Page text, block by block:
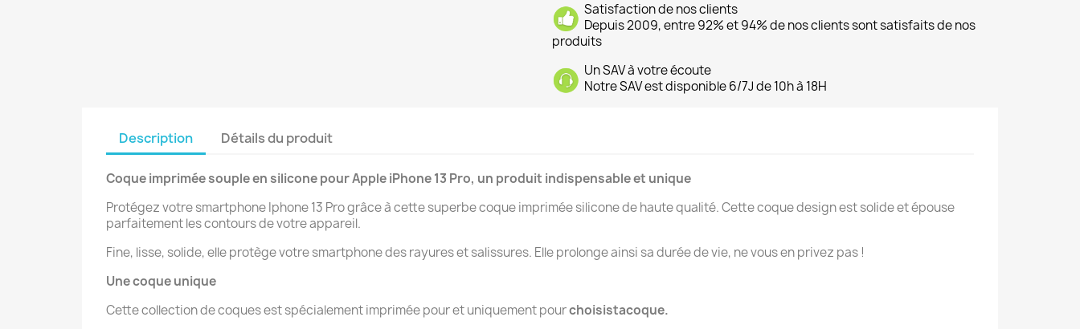
Satisfaction de nos clients
Depuis 2009, entre 92% et 94% de nos clients sont satisfaits de nos
produits
Un SAV à votre écoute
Notre SAV est disponible 6/7J de 10h à 18H
Description Détails du produit
Coque imprimée souple en silicone pour Apple iPhone 13 Pro, un produit indispensable et unique
Protégez votre smartphone Iphone 13 Pro grâce à cette superbe coque imprimée silicone de haute qualité. Cette coque design est solide et épouse
parfaitement les contours de votre appareil.
Fine, lisse, solide, elle protège votre smartphone des rayures et salissures. Elle prolonge ainsi sa durée de vie, ne vous en privez pas !
Une coque unique
Cette collection de coques est spécialement imprimée pour et uniquement pourchoisistacoque.